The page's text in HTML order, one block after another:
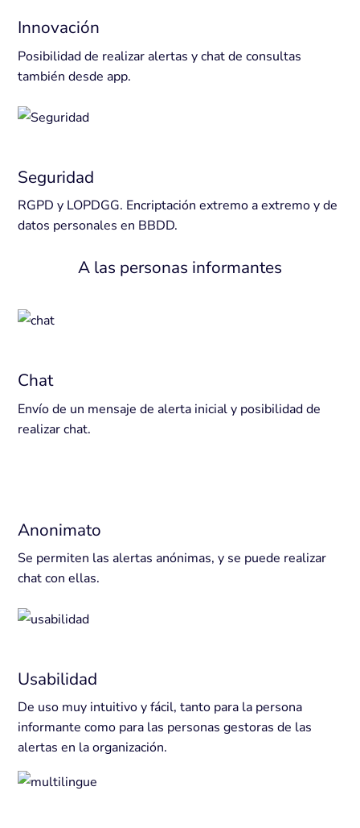
Innovación
Posibilidad de realizar alertas y chat de consultas
también desde app.
Seguridad
RGPD y LOPDGG. Encriptación extremo a extremo y de
datos personales en BBDD.
A las personas informantes
Chat
Envío de un mensaje de alerta inicial y posibilidad de
realizar chat.
Anonimato
Se permiten las alertas anónimas, y se puede realizar
chat con ellas.
Usabilidad
De uso muy intuitivo y fácil, tanto para la persona
informante como para las personas gestoras de las
alertas en la organización.